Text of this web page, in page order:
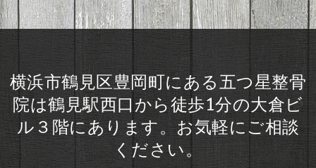
横浜市鶴見区豊岡町にある五つ星整骨
院は鶴見駅西口から徒歩1分の大倉ビ
ル３階にあります。お気軽にご相談
ください。